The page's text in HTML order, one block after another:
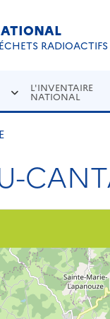
RADIOACTIFS
L'INVENTAIRE
NATIONAL